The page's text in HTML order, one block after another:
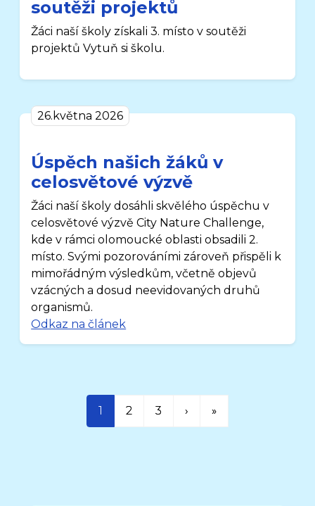
soutěži projektů
Žáci naší školy získali 3. místo v soutěži
projektů Vytuň si školu.
26.května 2026
Úspěch našich žáků v
celosvětové výzvě
Žáci naší školy dosáhli skvělého úspěchu v
celosvětové výzvě City Nature Challenge,
kde v rámci olomoucké oblasti obsadili 2.
místo. Svými pozorováními zároveň přispěli k
mimořádným výsledkům, včetně objevů
vzácných a dosud neevidovaných druhů
organismů.
Odkaz na článek
1 2 3 › »